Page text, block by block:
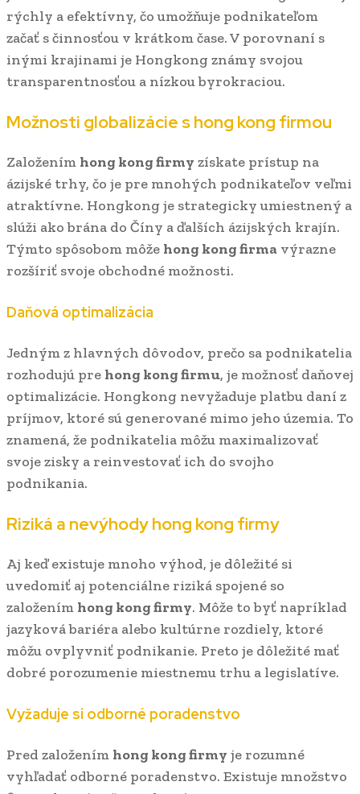
rýchly a efektívny, čo umožňuje podnikateľom
začať s činnosťou v krátkom čase. V porovnaní s
inými krajinami je Hongkong známy svojou
transparentnosťou a nízkou byrokraciou.
Možnosti globalizácie shong kong firmou
Založením hong kong firmy získate prístup na
ázijské trhy, čo je pre mnohých podnikateľov veľmi
atraktívne. Hongkong je strategicky umiestnený a
slúži ako brána do Číny a ďalších ázijských krajín.
Týmto spôsobom môže hong kong firma výrazne
rozšíriť svoje obchodné možnosti.
Daňová optimalizácia
Jedným z hlavných dôvodov, prečo sa podnikatelia
rozhodujú pre hong kong firmu, je možnosť daňovej
optimalizácie. Hongkong nevyžaduje platbu daní z
príjmov, ktoré sú generované mimo jeho územia. To
znamená, že podnikatelia môžu maximalizovať
svoje zisky a reinvestovať ich do svojho
podnikania.
Riziká a nevýhodyhong kong firmy
Aj keď existuje mnoho výhod, je dôležité si
uvedomiť aj potenciálne riziká spojené so
založením hong kong firmy. Môže to byť napríklad
jazyková bariéra alebo kultúrne rozdiely, ktoré
môžu ovplyvniť podnikanie. Preto je dôležité mať
dobré porozumenie miestnemu trhu a legislatíve.
Vyžaduje si odborné poradenstvo
Pred založením hong kong firmy je rozumné
vyhľadať odborné poradenstvo. Existuje množstvo